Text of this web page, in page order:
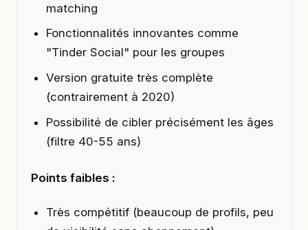
matching
Fonctionnalités innovantes comme
"Tinder Social" pour les groupes
Version gratuite très complète
(contrairement à 2020)
Possibilité de cibler précisément les âges
(filtre 40-55 ans)
Points faibles :
Très compétitif (beaucoup de profils, peu